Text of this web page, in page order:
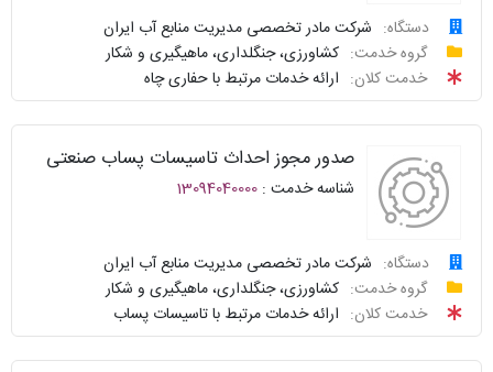
سامانه
خدمات
دولت
توافقنامه
نظرسنجی
سامانه
خدمات
دولت
دستگاه:
شرکت مادر تخصصی مدیریت منابع آب ایران
گروه خدمت:
کشاورزی، جنگلداری، ماهیگیری و شکار
خدمت کلان:
ارائه خدمات مرتبط با حفاری چاه
درخواست
پیگیری
واحد
توافقنامه
صدور مجوز احداث تاسیسات پساب صنعتی
شناسه خدمت : 13094040000
دستگاه:
شرکت مادر تخصصی مدیریت منابع آب ایران
گروه خدمت:
کشاورزی، جنگلداری، ماهیگیری و شکار
خدمت کلان:
ارائه خدمات مرتبط با تاسیسات پساب
درخواست
پیگیری